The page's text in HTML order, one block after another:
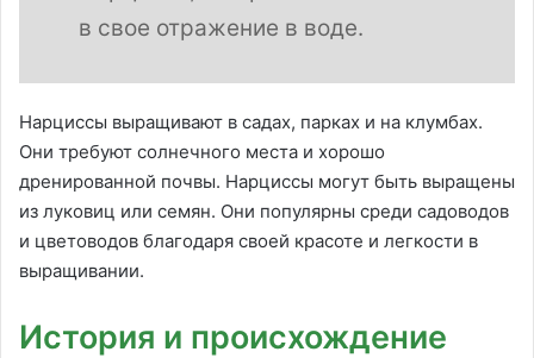
в свое отражение в воде.
Нарциссы выращивают в садах, парках и на клумбах.
Они требуют солнечного места и хорошо
дренированной почвы. Нарциссы могут быть выращены
из луковиц или семян. Они популярны среди садоводов
и цветоводов благодаря своей красоте и легкости в
выращивании.
История и происхождение